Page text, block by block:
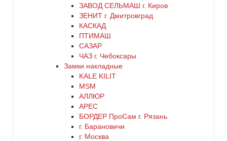
ЗАВОД СЕЛЬМАШ г. Киров
ЗЕНИТ г. Дмитровград
КАСКАД
ПТИМАШ
САЗАР
ЧАЗ г. Чебоксары
Замки накладные
KALE KILIT
MSM
АЛЛЮР
АРЕС
БОРДЕР ПроСам г. Рязань
г. Барановичи
г. Москва